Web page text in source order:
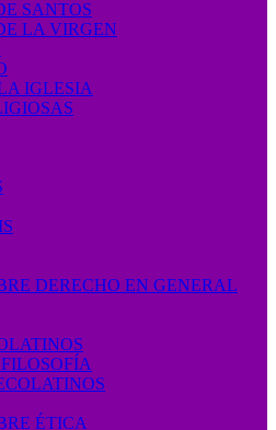
SANTOS
LA VIRGEN
IGLESIA
DERECHO EN GENERAL
ÉTICA